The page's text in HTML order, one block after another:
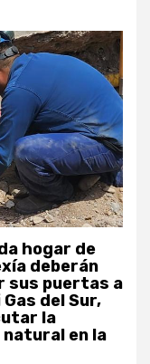
hogar de
deberán
sus puertas a
del Sur,
la
natural en la